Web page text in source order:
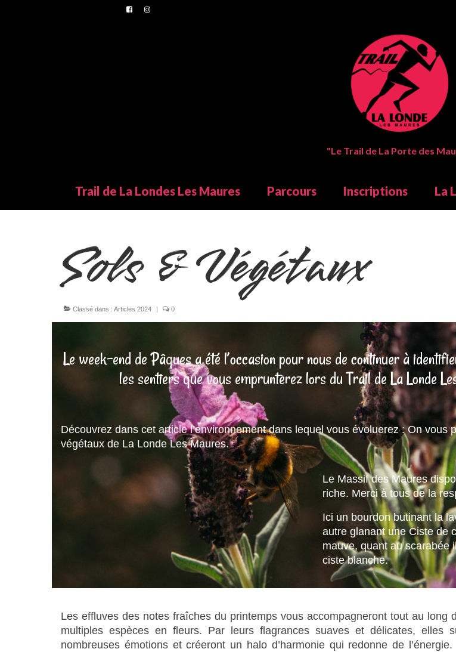
"Le Trail de La Porte des
Trail de La Londes Les Maures Parcours Inscriptions La
Sols & Végétaux
Classé dans : Articles 2024 | 0
Le week-end de Pâques a été l’occasion pour nous de continuer à
les sentiers que vous emprunterez lors du Trail de La Londe
Découvrez dans cet article l’environnement dans lequel vous évoluerez : On vous
végétaux de La Londe Les Maures.
Le Massif des Maures
riche. Merci à tous de la
Ici un bourdon butinant la
autre glanant une Ciste de
mauve, quant au scarabée
ciste blanche.
Les effluves des notes fraîches du printemps vous accompagneront tout au long
multiples espèces en fleurs. Par leurs flagrances suaves et délicates, elles
nombreuses émotions et créeront un halo d’harmonie qui redonne de